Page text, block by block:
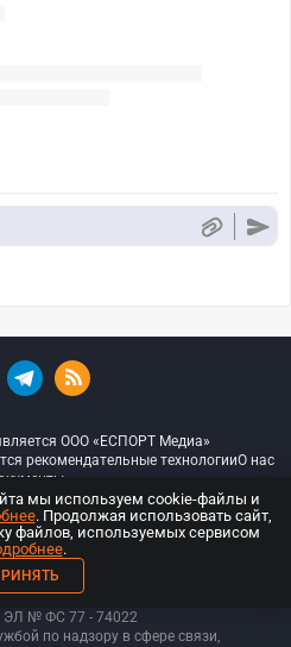
ООО «ЕСПОРТ Медиа»
рекомендательные технологииО нас
— Все права защищены
18+
о регистрации средств массовой
ЭЛ № ФС 77 - 74022
по надзору в сфере связи,
мы используем cookie-файлы и
. Продолжая использовать сайт,
файлов, используемых сервисом
.